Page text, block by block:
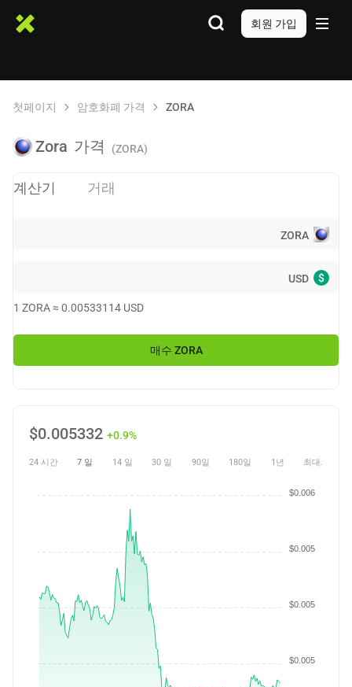
회원 가입
첫페이지 암호화폐 가격 ZORA
Zora 가격 (ZORA)
계산기 거래
ZORA
USD $
1 ZORA≈ 0.00533114 USD
매수 ZORA
$0.005332 +0.9%
24 시간 7 일 14 일 30 일 90일 180일 1년 최대.
$0.005
$0.005
$0.005
$0.006